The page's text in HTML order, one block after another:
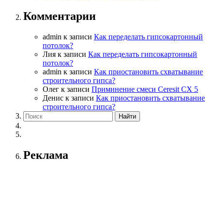
Комментарии
admin к записи Как переделать гипсокартонный
потолок?
Лия к записи Как переделать гипсокартонный
потолок?
admin к записи Как приостановить схватывание
строительного гипса?
Олег к записи Приминение смеси Ceresit СХ 5
Денис к записи Как приостановить схватывание
строительного гипса?
Реклама